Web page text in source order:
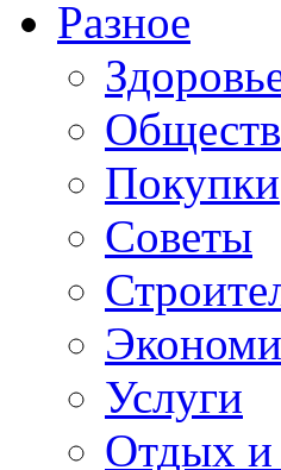
Разное
Покупки
Советы
Услуги
Отдых и